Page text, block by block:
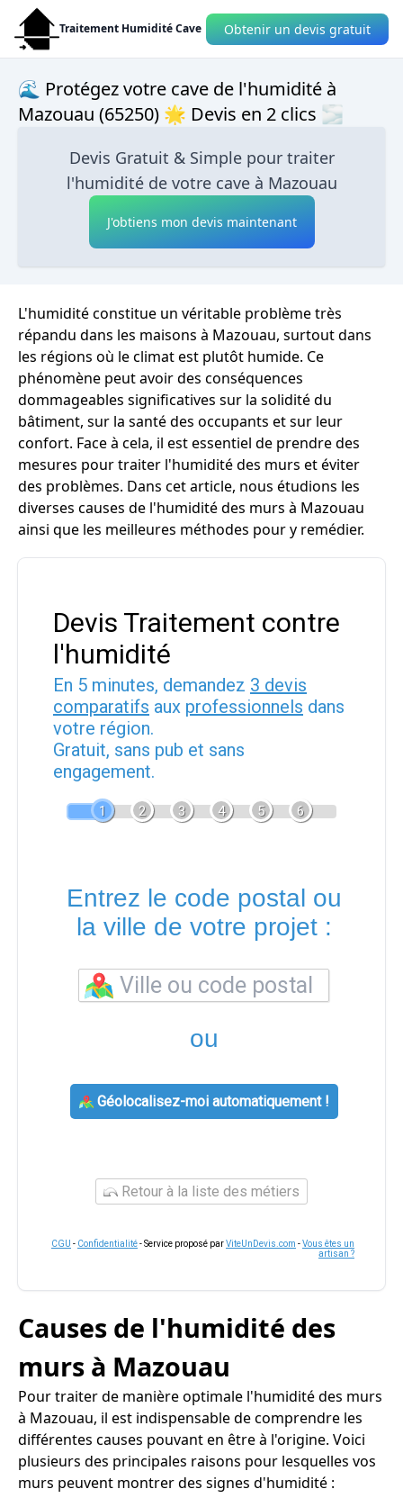
Traitement Humidité Cave Obtenir un devis gratuit
🌊 Protégez votre cave de l'humidité à
Mazouau (65250) 🌟 Devis en 2 clics 🌫
Devis Gratuit & Simple pour traiter
l'humidité de votre cave à Mazouau
J'obtiens mon devis maintenant
L'humidité constitue un véritable problème très
répandu dans les maisons à Mazouau, surtout dans
les régions où le climat est plutôt humide. Ce
phénomène peut avoir des conséquences
dommageables significatives sur la solidité du
bâtiment, sur la santé des occupants et sur leur
confort. Face à cela, il est essentiel de prendre des
mesures pour traiter l'humidité des murs et éviter
des problèmes. Dans cet article, nous étudions les
diverses causes de l'humidité des murs à Mazouau
ainsi que les meilleures méthodes pour y remédier.
Devis Traitement contre
l'humidité
En 5 minutes, demandez 3 devis
comparatifs aux professionnels dans
votre région.
Gratuit, sans pub et sans
engagement.
1 2 3 4 5 6
Entrez le code postal ou
la ville de votre projet :
ou
Géolocalisez-moi automatiquement !
Retour à la liste des métiers
CGU - Confidentialité- Service proposé parViteUnDevis.com -Vous êtes un
artisan ?
Causes de l'humidité des
murs à Mazouau
Pour traiter de manière optimale l'humidité des murs
à Mazouau, il est indispensable de comprendre les
différentes causes pouvant en être à l'origine. Voici
plusieurs des principales raisons pour lesquelles vos
murs peuvent montrer des signes d'humidité :